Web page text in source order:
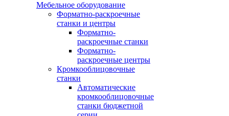
Мебельное оборудование
Форматно-раскроечные
станки и центры
Форматно-
раскроечные станки
Форматно-
раскроечные центры
Кромкооблицовочные
станки
Автоматические
кромкооблицовочные
станки бюджетной